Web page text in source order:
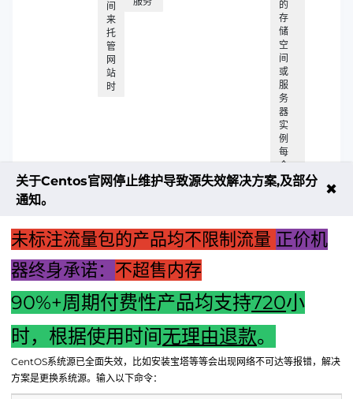
间
来
托
管
网
站
时
的
存
储
空
间
或
服
务
器
实
例
每
个
虚
都
是
下一篇：关于域名解析主机记录的详细文档介绍：映射互联网
的关键步骤与操作指南
关于Centos官网停止维护导致源失效解决方案,及部分
通知。
✖
未标注流量包的产品均不限制流量 正价机
器终身承诺： 不超售内存
90%+周期付费性产品均支持720小
时，根据使用时间无理由退款。
CentOS系统源已全面失效，比如安装宝塔等等会出现网络不可达等报错，解决
方案是更换系统源。输入以下命令：